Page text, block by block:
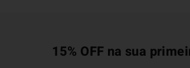
15% OFF na sua